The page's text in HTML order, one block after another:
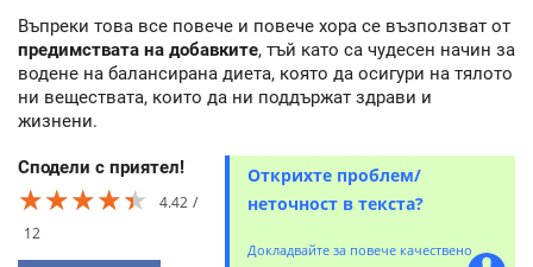
Въпреки това все повече и повече хора се възползват от
предимствата на добавките, тъй като са чудесен начин за
водене на балансирана диета, която да осигури на тялото
ни веществата, които да ни поддържат здрави и
жизнени.
Сподели с приятел!
★★★★★
★★★★★
★★★★★
4.42
12
Открихте проблем/
неточност в текста?
Докладвайте за повече качествено